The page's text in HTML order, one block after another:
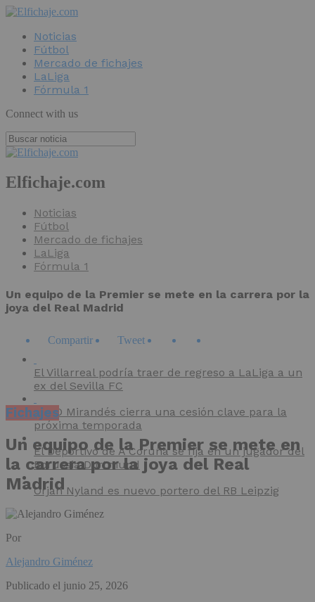
Noticias
Fútbol
Mercado de fichajes
LaLiga
Fórmula 1
Connect with us
Elfichaje.com
Noticias
Fútbol
Mercado de fichajes
LaLiga
Fórmula 1
Un equipo de la Premier se mete en la carrera por la
joya del Real Madrid
Compartir Tweet
El Villarreal podría traer de regreso a LaLiga a un
ex del Sevilla FC
El CD Mirandés cierra una cesión clave para la
próxima temporada
El Deportivo de A Coruña se fija en un jugador del
Borussia Dortmund
Orjan Nyland es nuevo portero del RB Leipzig
Fichajes
Un equipo de la Premier se mete en
la carrera por la joya del Real
Madrid
Por
Alejandro Giménez
Publicado el junio 25, 2026